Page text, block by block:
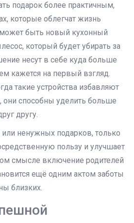
подарок более практичным,
которые облегчат жизнь
быть новый кухонный
который будет убирать за
несут в себе куда больше
кажется на первый взгляд.
такие устройства избавляют
они способны уделить больше
другу.
ненужных подарков, только
пользу и улучшает
смысле включение родителей
ещё одним актом заботы
близких.